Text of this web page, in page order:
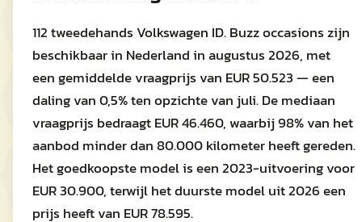
112 tweedehands Volkswagen ID. Buzz occasions zijn
beschikbaar in Nederland in augustus 2026, met
een gemiddelde vraagprijs van EUR 50.523 — een
daling van 0,5% ten opzichte van juli. De mediaan
vraagprijs bedraagt EUR 46.460, waarbij 98% van het
aanbod minder dan 80.000 kilometer heeft gereden.
Het goedkoopste model is een 2023-uitvoering voor
EUR 30.900, terwijl het duurste model uit 2026 een
prijs heeft van EUR 78.595.